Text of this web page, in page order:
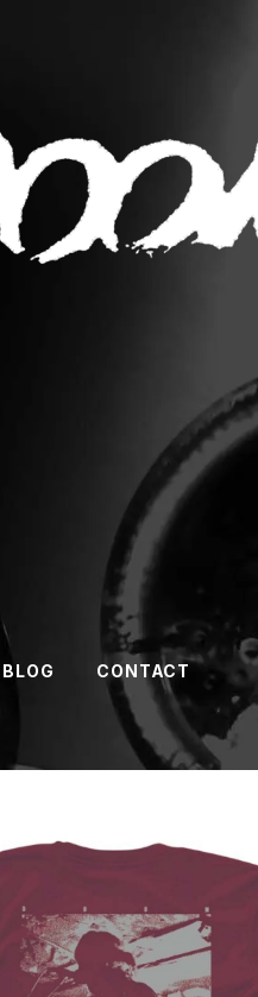
BLOG CONTACT